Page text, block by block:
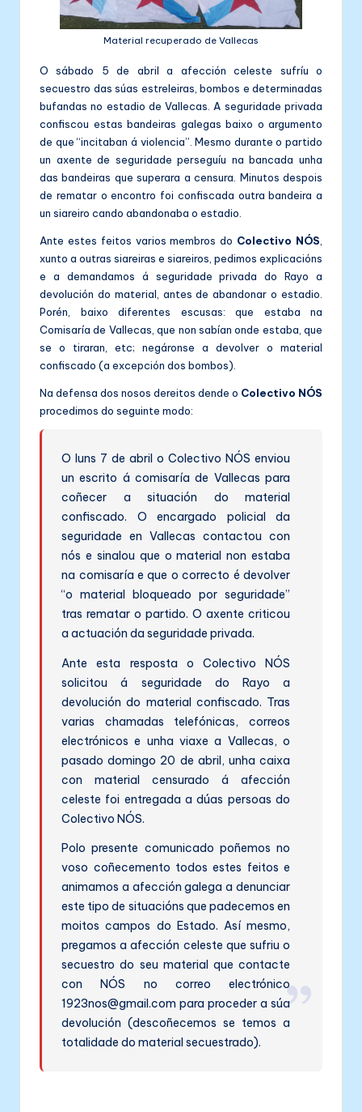
Material recuperado de Vallecas
O sábado 5 de abril a afección celeste sufríu o
secuestro das súas estreleiras, bombos e determinadas
bufandas no estadio de Vallecas. A seguridade privada
confiscou estas bandeiras galegas baixo o argumento
de que “incitaban á violencia”. Mesmo durante o partido
un axente de seguridade perseguíu na bancada unha
das bandeiras que superara a censura. Minutos despois
de rematar o encontro foi confiscada outra bandeira a
un siareiro cando abandonaba o estadio.
Ante estes feitos varios membros do Colectivo NÓS
xunto a outras siareiras e siareiros, pedimos explicacións
e a demandamos á seguridade privada do Rayo a
devolución do material, antes de abandonar o estadio.
Porén, baixo diferentes escusas: que estaba na
Comisaría de Vallecas, que non sabían onde estaba, que
se o tiraran, etc; negáronse a devolver o material
confiscado (a excepción dos bombos).
Na defensa dos nosos dereitos dende o Colectivo NÓS
procedimos do seguinte modo:
O luns 7 de abril o Colectivo NÓS enviou
un escrito á comisaría de Vallecas para
coñecer a situación do material
confiscado. O encargado policial da
seguridade en Vallecas contactou con
nós e sinalou que o material non estaba
na comisaría e que o correcto é devolver
“o material bloqueado por seguridade”
tras rematar o partido. O axente criticou
a actuación da seguridade privada.
Ante esta resposta o Colectivo NÓS
solicitou á seguridade do Rayo a
devolución do material confiscado. Tras
varias chamadas telefónicas, correos
electrónicos e unha viaxe a Vallecas, o
pasado domingo 20 de abril, unha caixa
con material censurado á afección
celeste foi entregada a dúas persoas do
Colectivo NÓS.
Polo presente comunicado poñemos no
voso coñecemento todos estes feitos e
animamos a afección galega a denunciar
este tipo de situacións que padecemos en
moitos campos do Estado. Así mesmo,
pregamos a afección celeste que sufriu o
secuestro do seu material que contacte
con NÓS no correo electrónico
1923nos@gmail.com para proceder a súa
devolución (descoñecemos se temos a
totalidade do material secuestrado).